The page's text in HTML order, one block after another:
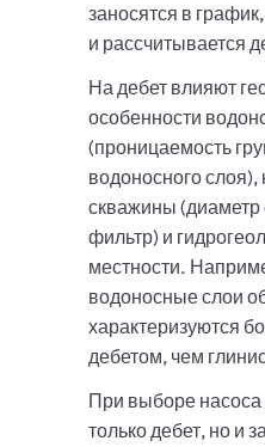
заносятся в
и рассчитывается
На дебет влияют
особенности
(проницаемость
водоносного слоя),
скважины
фильтр) и
местности.
водоносные слои
характеризуются
дебетом, чем
При выборе насоса
только дебет, но и